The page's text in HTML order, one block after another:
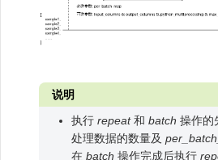
说明
执行 repeat和 batch 操作的
处理数据的数量及
在 batch 操作完成后执行